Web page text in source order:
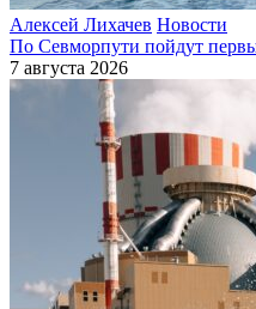
Алексей Лихачев Новости
По Севморпути пойдут
7 августа 2026